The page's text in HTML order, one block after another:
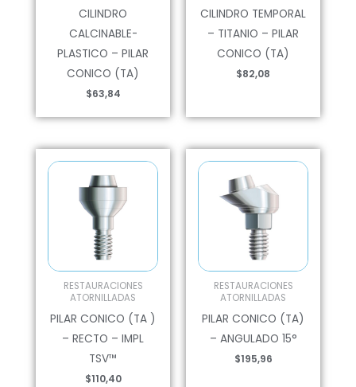
CILINDRO
CALCINABLE-
PLASTICO – PILAR
CONICO (TA)
$63,84
CILINDRO TEMPORAL
– TITANIO – PILAR
CONICO (TA)
$82,08
RESTAURACIONES
ATORNILLADAS
PILAR CONICO (TA )
– RECTO – IMPL
TSV™
$110,40
RESTAURACIONES
ATORNILLADAS
PILAR CONICO (TA)
– ANGULADO 15°
$195,96